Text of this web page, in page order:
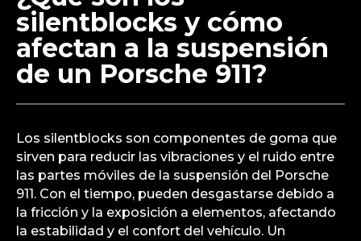
silentblocks y cómo
afectan a la suspensión
de un Porsche 911?
Los silentblocks son componentes de goma que
sirven para reducir las vibraciones y el ruido entre
las partes móviles de la suspensión del Porsche
911. Con el tiempo, pueden desgastarse debido a
la fricción y la exposición a elementos, afectando
la estabilidad y el confort del vehículo. Un